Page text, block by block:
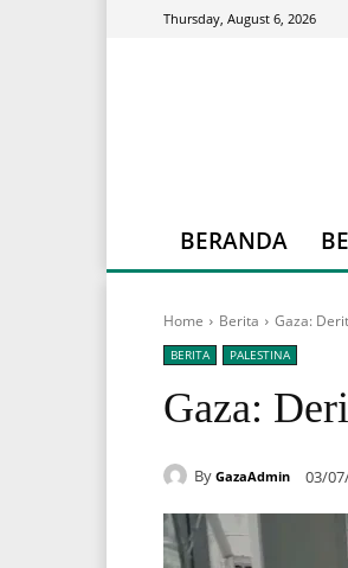
Thursday, August 6, 2026
BERANDA
Home Berita Gaza:
BERITA PALESTINA
Gaza:
By GazaAdmin 03/